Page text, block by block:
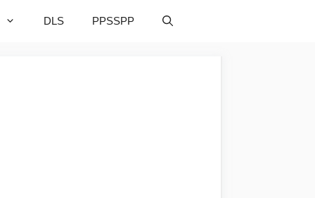
DLS PPSSPP